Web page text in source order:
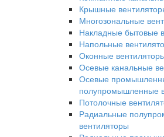
Крышные
Многозональные
Накладные бытовые
Напольные
Оконные
Осевые канальные
Осевые
полупромышленные
Потолочные
Радиальные
вентиляторы